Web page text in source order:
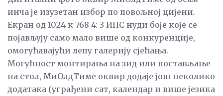
инча је изузетан избор по повољној цијени.
Екран од 1024 к 768 4: 3 ИПС нуди боје које се
појављују само мало више од конкуренције,
омогућавајући лепу галерију сјећања.
Могућност монтирања на зид или постављање
на стол, МиОлдТиме оквир додаје још неколико
додатака (уграђени сат, календар и више језика